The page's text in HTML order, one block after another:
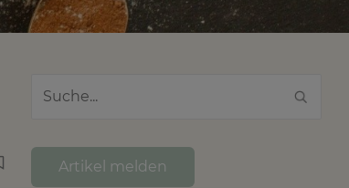
Artikel melden